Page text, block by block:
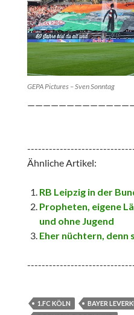
GEPA Pictures – Sven Sonntag
Ähnliche Artikel:
RB Leipzig in der
Propheten, eigene
und ohne Jugend
Eher nüchtern, denn
1.FC KÖLN BAYER